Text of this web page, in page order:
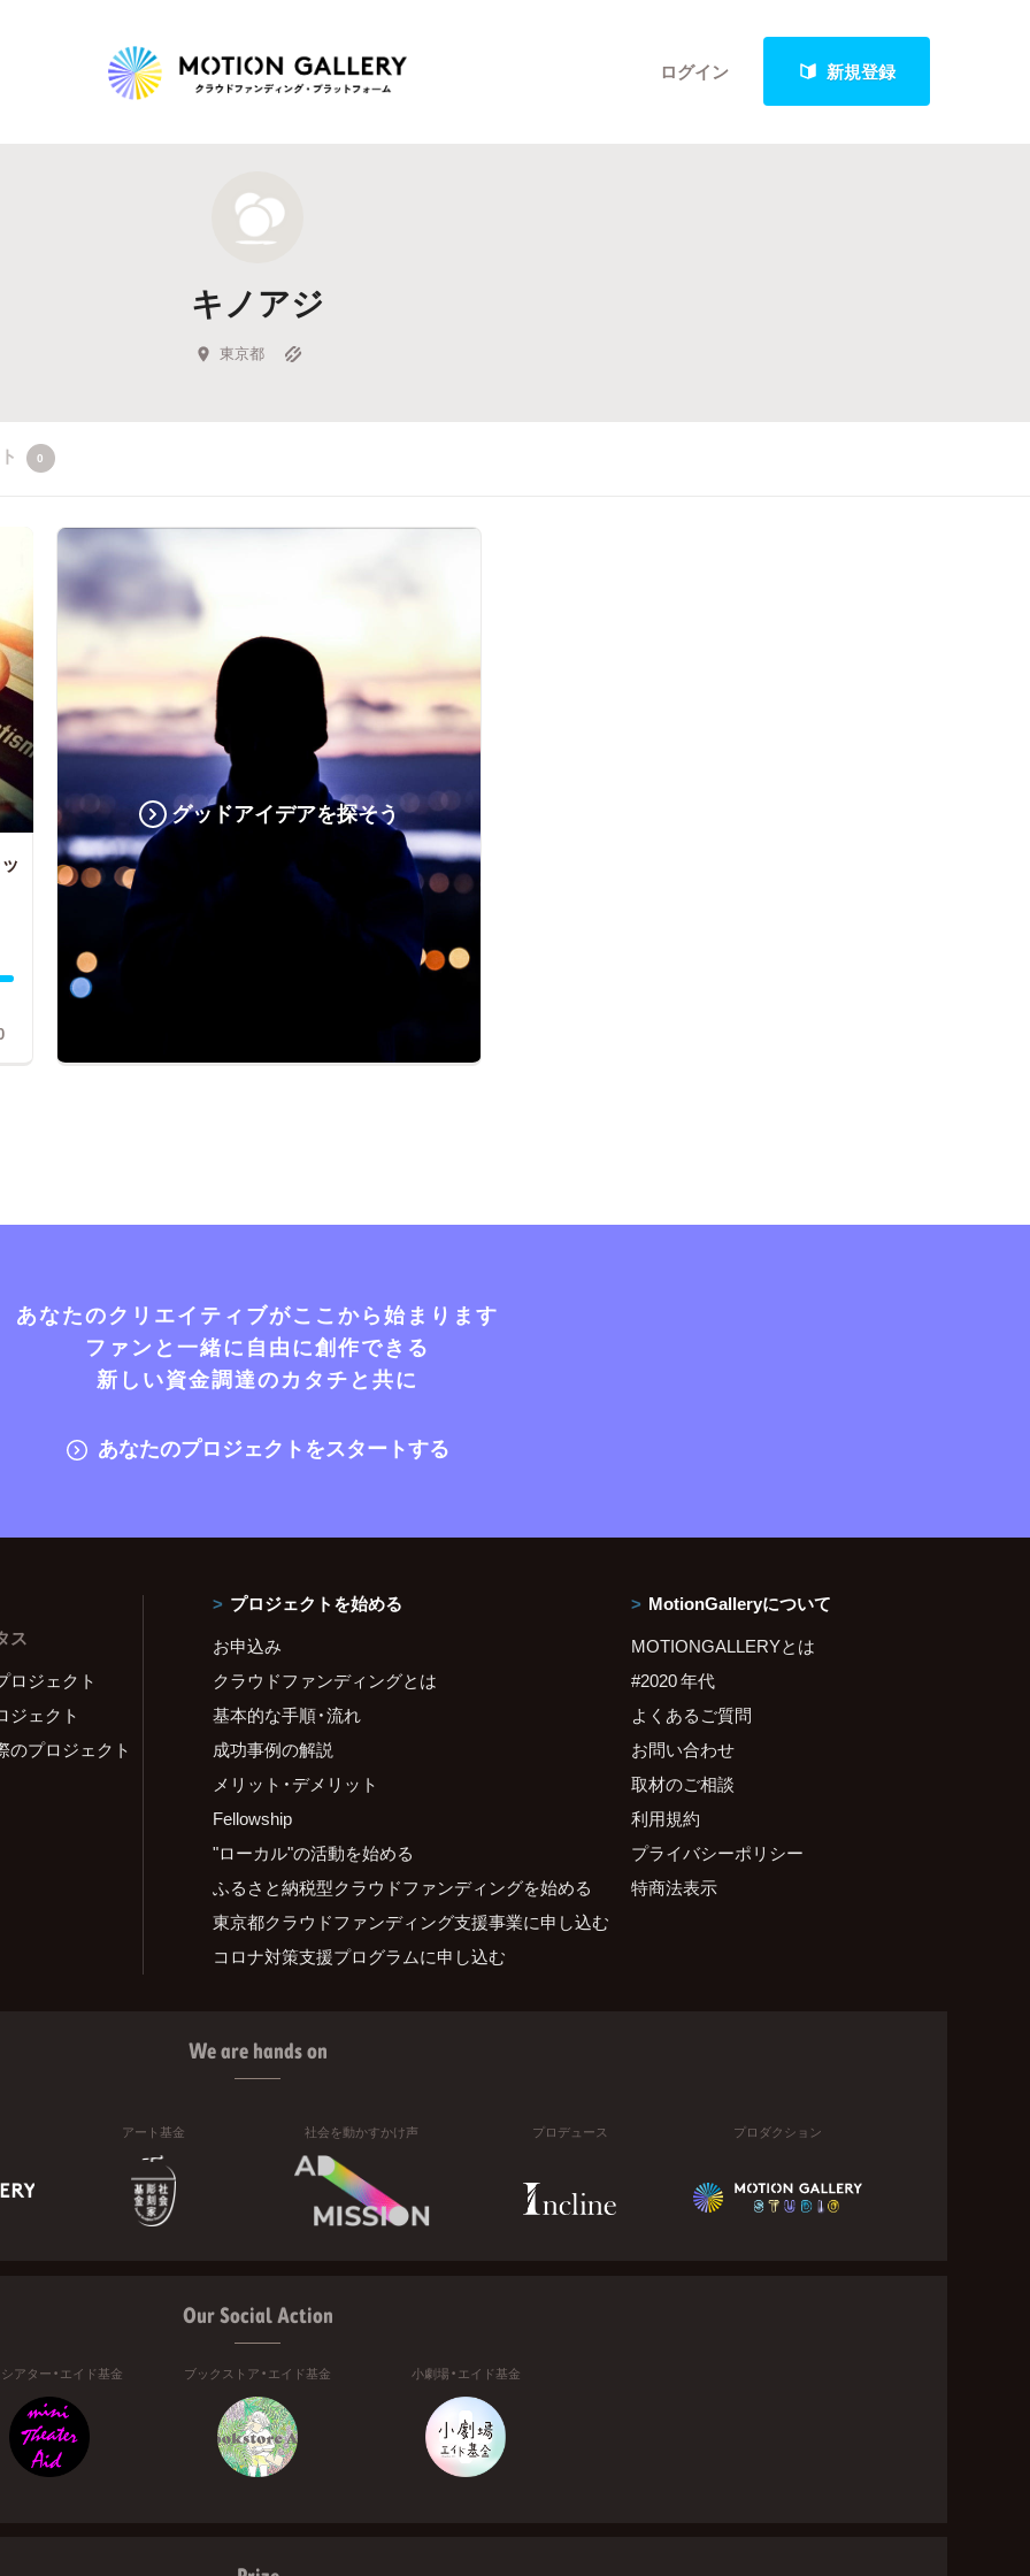
ログイン 新規登録
新着プロジェクト
Feature
キュレーターから探す
キノアジ
東京都
0
グッドアイデアを探そう
あなたのクリエイティブがここから始まります
ファンと一緒に自由に創作できる
新しい資金調達のカタチと共に
あなたのプロジェクトをスタートする
ス
ロジェクト
ジェクト
のプロジェクト
プロジェクトを始める
お申込み
クラウドファンディングとは
基本的な手順・流れ
成功事例の解説
メリット・デメリット
Fellowship
"ローカル"の活動を始める
ふるさと納税型クラウドファンディングを始める
東京都クラウドファンディング支援事業に申し込む
コロナ対策支援プログラムに申し込む
MotionGalleryについて
MOTIONGALLERYとは
#2020 年代
よくあるご質問
お問い合わせ
取材のご相談
利用規約
プライバシーポリシー
特商法表示
We are hands on
アート基金 社会を動かすかけ声 プロデュース プロダクション
Our Social Action
アター・エイド基金 ブックストア・エイド基金 小劇場・エイド基金